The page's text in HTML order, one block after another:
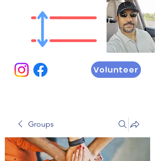
Volunteer
Groups